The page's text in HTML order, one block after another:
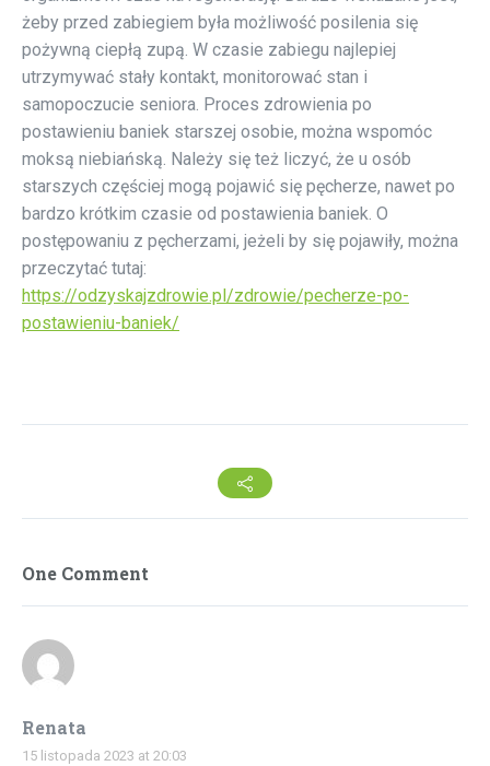
żeby przed zabiegiem była możliwość posilenia się
pożywną ciepłą zupą. W czasie zabiegu najlepiej
utrzymywać stały kontakt, monitorować stan i
samopoczucie seniora. Proces zdrowienia po
postawieniu baniek starszej osobie, można wspomóc
moksą niebiańską. Należy się też liczyć, że u osób
starszych częściej mogą pojawić się pęcherze, nawet po
bardzo krótkim czasie od postawienia baniek. O
postępowaniu z pęcherzami, jeżeli by się pojawiły, można
przeczytać tutaj:
https://odzyskajzdrowie.pl/zdrowie/pecherze-po-
postawieniu-baniek/
One Comment
Renata
15 listopada 2023 at 20:03